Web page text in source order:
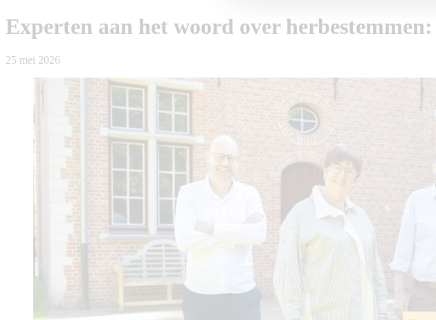
Experten aan het woord over
25 mei 2026